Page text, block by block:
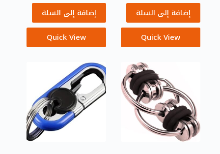
إضافة إلى السلة
Quick View
إضافة إلى السلة
Quick View